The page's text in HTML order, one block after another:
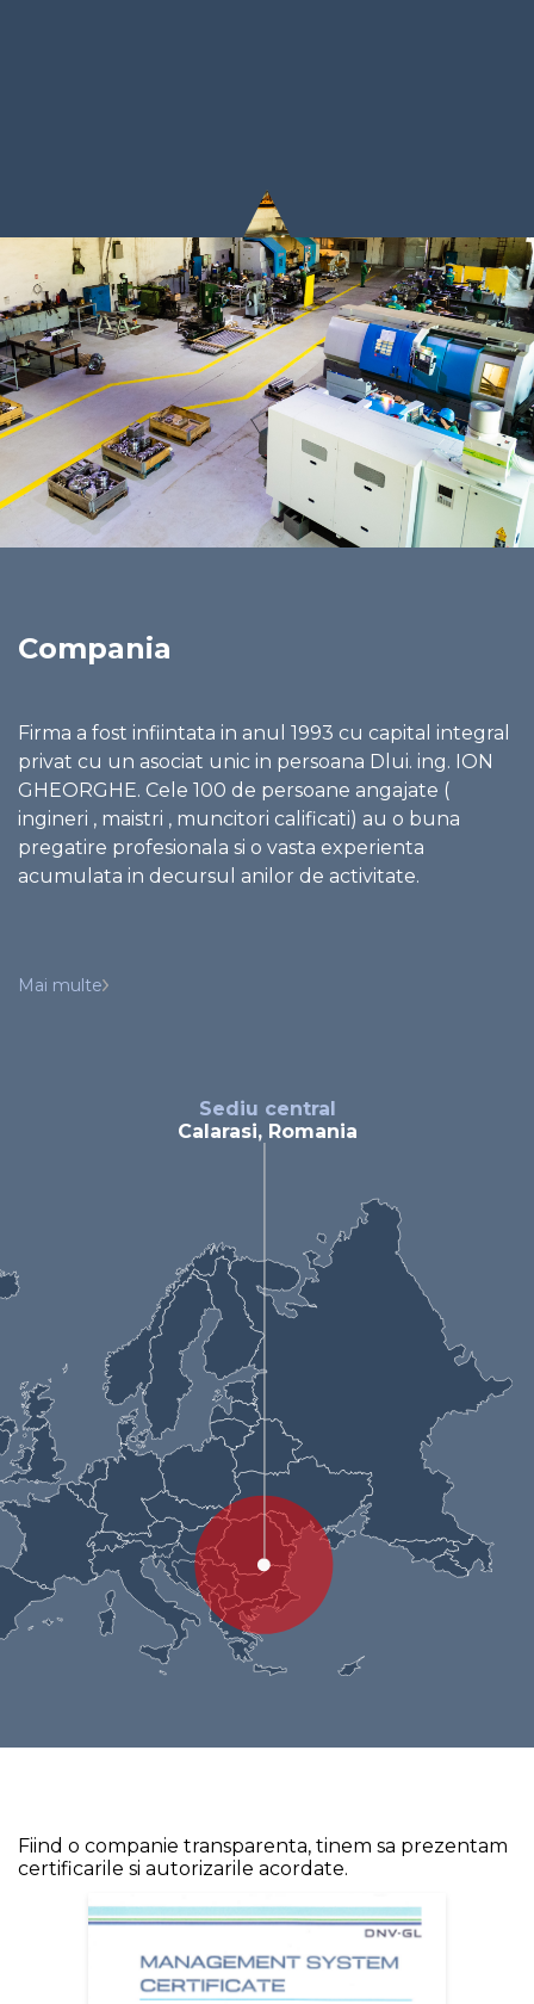
Compania
Firma a fost infiintata in anul 1993 cu capital integral
privat cu un asociat unic in persoana Dlui. ing. ION
GHEORGHE. Cele 100 de persoane angajate (
ingineri , maistri , muncitori calificati) au o buna
pregatire profesionala si o vasta experienta
acumulata in decursul anilor de activitate.
Mai multe
Sediu central
Calarasi, Romania
Fiind o companie transparenta, tinem sa prezentam
certificarile si autorizarile acordate.